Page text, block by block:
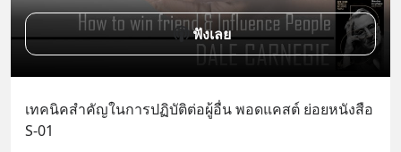
ฟังเลย
เทคนิคสำคัญในการปฏิบัติต่อผู้อื่น พอดแคสต์ ย่อยหนังสือ
S-01